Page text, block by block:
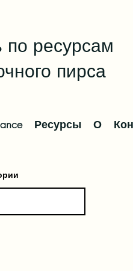
по ресурсам
пирса
Ресурсы О